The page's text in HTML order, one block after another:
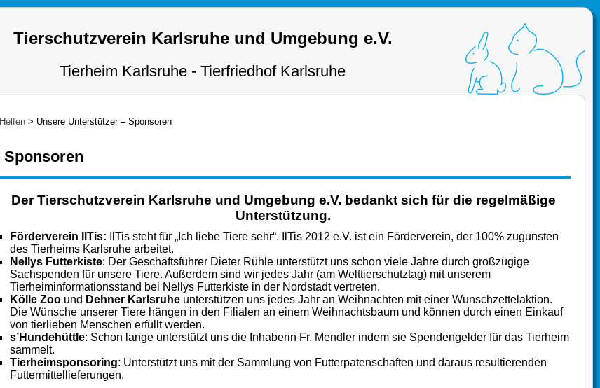
Tierschutzverein Karlsruhe und Umgebung e.V.
Tierheim Karlsruhe - Tierfriedhof Karlsruhe
> Unsere Unterstützer – Sponsoren
Der Tierschutzverein Karlsruhe und Umgebung e.V. bedankt sich für die regelmäßige
Unterstützung.
Förderverein IlTis: IlTis steht für „Ich liebe Tiere sehr“. IlTis 2012 e.V. ist ein Förderverein, der 100% zugunsten
des Tierheims Karlsruhe arbeitet.
Nellys Futterkiste: Der Geschäftsführer Dieter Rühle unterstützt uns schon viele Jahre durch großzügige
Sachspenden für unsere Tiere. Außerdem sind wir jedes Jahr (am Welttierschutztag) mit unserem
Tierheiminformationsstand bei Nellys Futterkiste in der Nordstadt vertreten.
Kölle Zoo und Dehner Karlsruhe unterstützen uns jedes Jahr an Weihnachten mit einer Wunschzettelaktion.
Die Wünsche unserer Tiere hängen in den Filialen an einem Weihnachtsbaum und können durch einen Einkauf
von tierlieben Menschen erfüllt werden.
s’Hundehüttle: Schon lange unterstützt uns die Inhaberin Fr. Mendler indem sie Spendengelder für das Tierheim
sammelt.
Tierheimsponsoring: Unterstützt uns mit der Sammlung von Futterpatenschaften und daraus resultierenden
Futtermittellieferungen.